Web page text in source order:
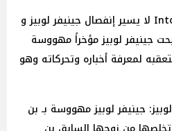
وبحسب موقع Intouch Weekly لا يسير إنفصال جينيفر لوبيز و
جينيفر لوبيز مؤخراً مهووسة
لمعرفة أخباره وتحركاته وهو
جينيفر لوبيز مهووسة بـ بن